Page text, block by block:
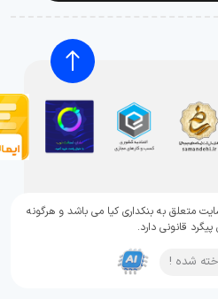
متعلق به بنکداری کیا می باشد و هرگونه
پیگرد قانونی دارد.
شده !